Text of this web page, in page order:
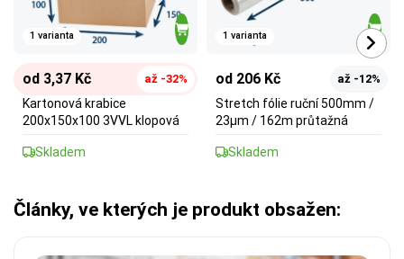
1 varianta
od 3,37 Kč až -32%
Kartonová krabice
200x150x100 3VVL klopová
Skladem
1 varianta
od 206 Kč až -12%
Stretch fólie ruční 500mm /
23µm / 162m průtažná
Skladem
Články, ve kterých je produkt obsažen: